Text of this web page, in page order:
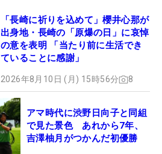
「長崎に祈りを込めて」櫻井心那が
出身地・長崎の「原爆の日」に哀悼
の意を表明 「当たり前に生活でき
ていることに感謝」
2026年8月10日 (月) 15時56分 8
アマ時代に渋野日向子と同組
で見た景色 あれから7年、
吉澤柚月がつかんだ初優勝